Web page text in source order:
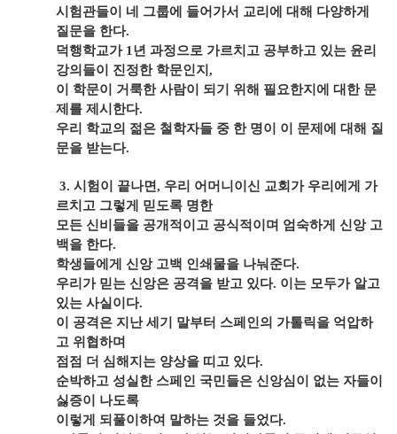
시험관들이 네 그룹에 들어가서 교리에 대해 다양하게
질문을 한다.
덕행학교가 1 년 과정으로 가르치고 공부하고 있는 윤리
강의들이 진정한 학문인지 ,
이 학문이 거룩한 사람이 되기 위해 필요한지에 대한 문
제를 제시한다.
우리 학교의 젊은 철학자들 중 한 명이 이 문제에 대해 질
문을 받는다.
3. 시험이 끝나면, 우리 어머니이신 교회가 우리에게 가
르치고 그렇게 믿도록 명한
모든 신비들을 공개적이고 공식적이며 엄숙하게 신앙 고
백을 한다.
학생들에게 신앙 고백 인쇄물을 나눠준다.
우리가 믿는 신앙은 공격을 받고 있다. 이는 모두가 알고
있는 사실이다.
이 공격은 지난 세기 말부터 스페인의 가톨릭을 억압하
고 위협하며
점점 더 심해지는 양상을 띠고 있다.
순박하고 성실한 스페인 국민들은 신앙심이 없는 자들이
싫증이 나도록
이렇게 되풀이하여 말하는 것을 들었다.